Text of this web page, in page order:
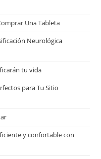
Una Tableta
Neurológica
tu vida
para Tu Sitio
y confortable con